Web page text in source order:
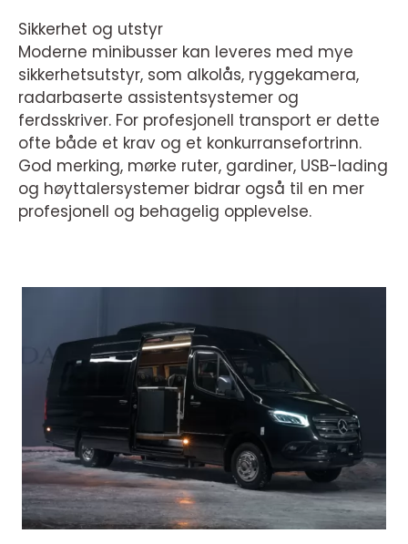
Sikkerhet og utstyr
Moderne minibusser kan leveres med mye
sikkerhetsutstyr, som alkolås, ryggekamera,
radarbaserte assistentsystemer og
ferdsskriver. For profesjonell transport er dette
ofte både et krav og et konkurransefortrinn.
God merking, mørke ruter, gardiner, USB-lading
og høyttalersystemer bidrar også til en mer
profesjonell og behagelig opplevelse.